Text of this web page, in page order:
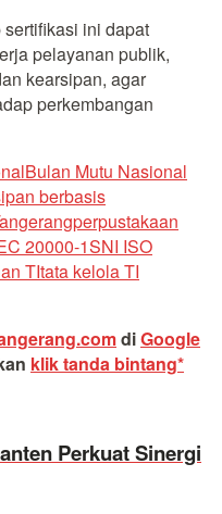
sertifikasi ini dapat
pelayanan publik,
kearsipan, agar
perkembangan
Bulan Mutu Nasional
berbasis
perpustakaan
20000-1SNI ISO
TItata kelola TI
diGoogle
klik tanda bintang*
Perkuat Sinergi